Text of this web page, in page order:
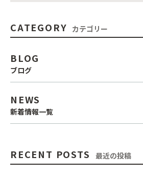
CATEGORY カテゴリー
BLOG
ブログ
NEWS
新着情報一覧
RECENT POSTS 最近の投稿